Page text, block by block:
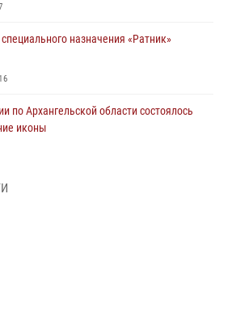
назначения «Ратник»
16
по Архангельской области состоялось
иконы
из Архангельской области приняли